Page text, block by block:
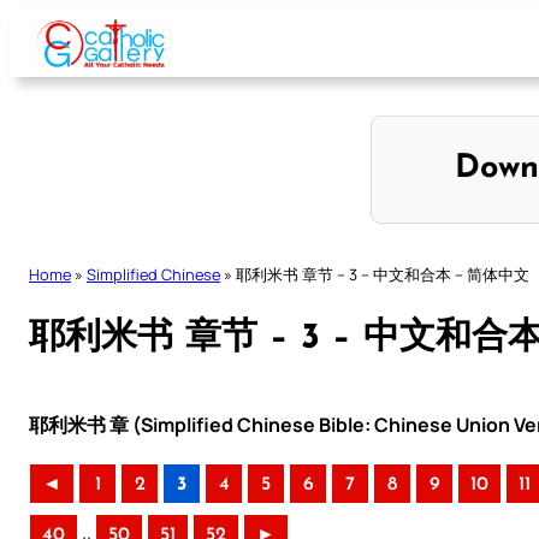
Skip
content
Home » Simplified Chinese » 耶利米书 章节 – 3 – 中文和合本 – 简体中文
耶利米书 章节 – 3 – 中文和合
耶利米书 章 (Simplified Chinese Bible: Chinese Union
◄ 1 2 3 4 5 6 7 8 9 10 11
..